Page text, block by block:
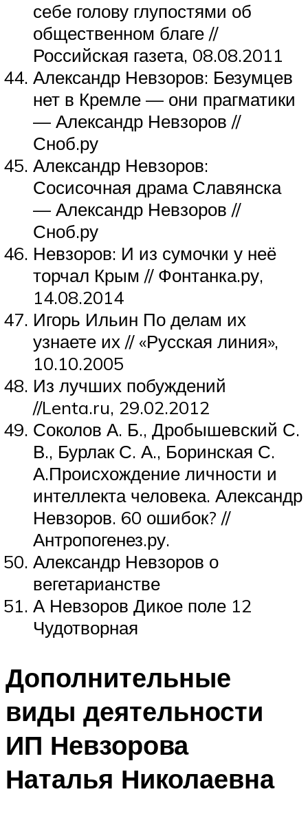
себе голову глупостями об
общественном благе //
Российская газета, 08.08.2011
Александр Невзоров: Безумцев
нет в Кремле — они прагматики
— Александр Невзоров //
Сноб.ру
Александр Невзоров:
Сосисочная драма Славянска
— Александр Невзоров //
Сноб.ру
Невзоров: И из сумочки у неё
торчал Крым // Фонтанка.ру,
14.08.2014
Игорь Ильин По делам их
узнаете их // «Русская линия»,
10.10.2005
Из лучших побуждений
//Lenta.ru, 29.02.2012
Соколов А. Б., Дробышевский С.
В., Бурлак С. А., Боринская С.
А.Происхождение личности и
интеллекта человека. Александр
Невзоров. 60 ошибок? //
Антропогенез.ру.
Александр Невзоров о
вегетарианстве
А Невзоров Дикое поле 12
Чудотворная
Дополнительные
виды деятельности
ИП Невзорова
Наталья Николаевна